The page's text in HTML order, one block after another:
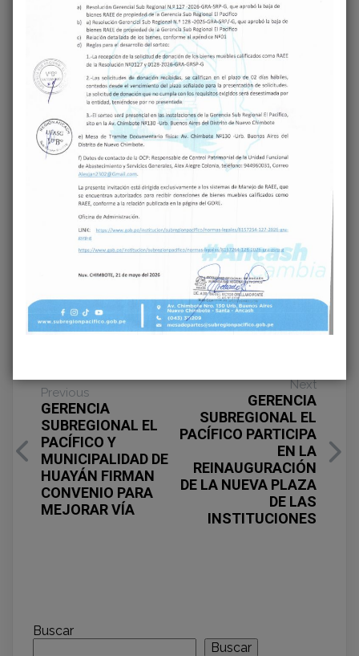
‹
Share on Facebook Share on Twitter
Previous
GERENCIA
SUBREGIONAL EL
PACÍFICO Y
MUNICIPALIDAD DE
HUAYÁN FIRMAN
CONVENIO PARA
MEJORAR VÍA
Next
GERENCIA
SUBREGIONAL EL
PACÍFICO PARTICIPA
EN LA
REINAUGURACIÓN
DE LA NUEVA PLAZA
DE LAS
INSTITUCIONES
Buscar
Buscar